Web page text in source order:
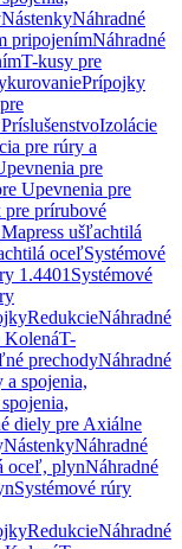
NástenkyNáhradné
pripojenímNáhradné
T-kusy pre
Prípojky
Izolácie
pre rúry a
pre
Upevnenia pre
pre prírubové
ušľachtilá
oceľSystémové
1.4401 Systémové
RedukcieNáhradné
KolenáT-
prechodyNáhradné
a spojenia,
diely pre Axiálne
NástenkyNáhradné
oceľ, plynNáhradné
Systémové rúry
RedukcieNáhradné